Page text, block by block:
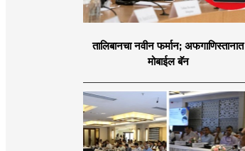
तालिबानचा नवीन फर्मान; अफगाणिस्तानात
मोबाईल बॅन